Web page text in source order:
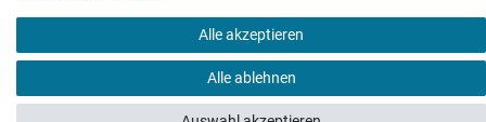
Alle akzeptieren
Alle ablehnen